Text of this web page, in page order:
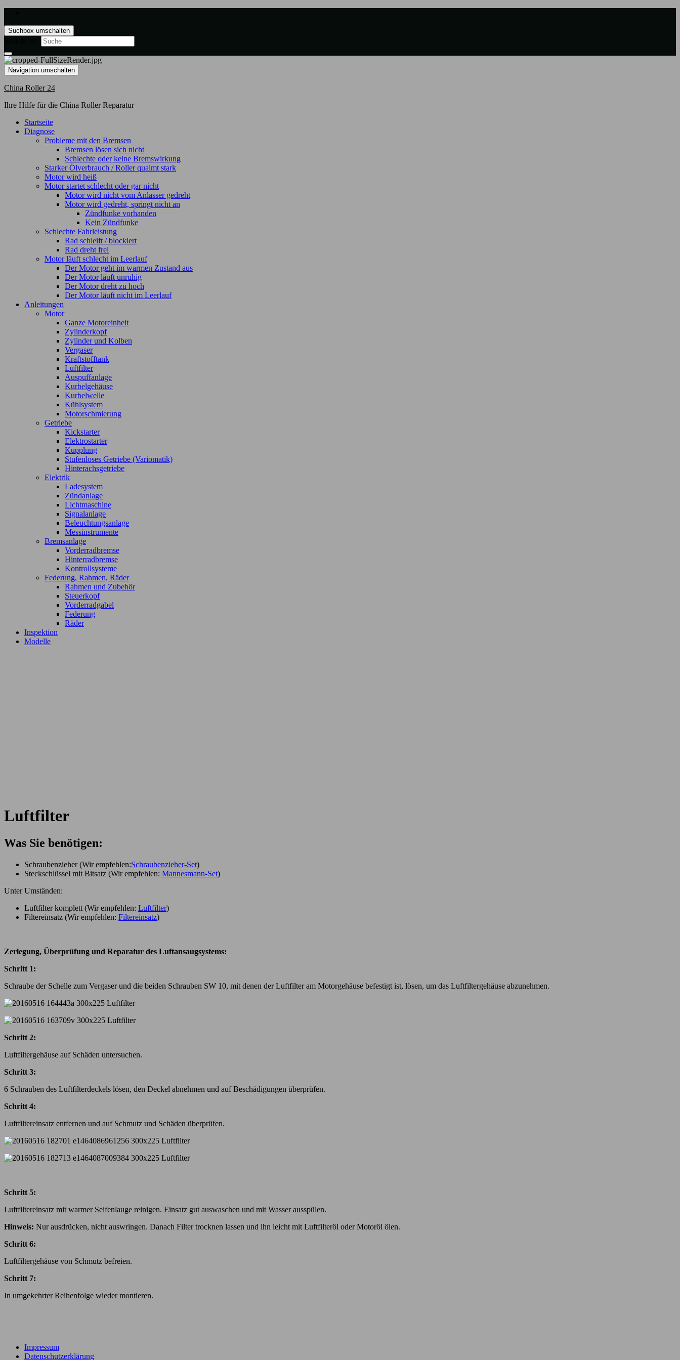
Suchbox umschalten
Navigation umschalten
China Roller 24
Ihre Hilfe für die China Roller Reparatur
Startseite
Diagnose
Probleme mit den Bremsen
Bremsen lösen sich nicht
Schlechte oder keine Bremswirkung
Starker Ölverbrauch / Roller qualmt stark
Motor wird heiß
Motor startet schlecht oder gar nicht
Motor wird nicht vom Anlasser gedreht
Motor wird gedreht, springt nicht an
Zündfunke vorhanden
Kein Zündfunke
Schlechte Fahrleistung
Rad schleift / blockiert
Rad dreht frei
Motor läuft schlecht im Leerlauf
Der Motor geht im warmen Zustand aus
Der Motor läuft unruhig
Der Motor dreht zu hoch
Der Motor läuft nicht im Leerlauf
Anleitungen
Motor
Ganze Motoreinheit
Zylinderkopf
Zylinder und Kolben
Vergaser
Kraftstofftank
Luftfilter
Auspuffanlage
Kurbelgehäuse
Kurbelwelle
Kühlsystem
Motorschmierung
Getriebe
Kickstarter
Elektrostarter
Kupplung
Stufenloses Getriebe (Variomatik)
Hinterachsgetriebe
Elektrik
Ladesystem
Zündanlage
Lichtmaschine
Signalanlage
Beleuchtungsanlage
Messinstrumente
Bremsanlage
Vorderradbremse
Hinterradbremse
Kontrollsysteme
Federung, Rahmen, Räder
Rahmen und Zubehör
Steuerkopf
Vorderradgabel
Federung
Räder
Inspektion
Modelle
Luftfilter
Was Sie benötigen:
Schraubenzieher (Wir empfehlen:Schraubenzieher-Set)
Steckschlüssel mit Bitsatz (Wir empfehlen: Mannesmann-Set)
Unter Umständen:
Luftfilter komplett (Wir empfehlen: Luftfilter)
Filtereinsatz (Wir empfehlen: Filtereinsatz)
Zerlegung, Überprüfung und Reparatur des Luftansaugsystems:
Schritt 1:
Schraube der Schelle zum Vergaser und die beiden Schrauben SW 10, mit denen der Luftfilter am Motorgehäuse befestigt ist, lösen, um das Luftfiltergehäuse abzunehmen.
Schritt 2:
Luftfiltergehäuse auf Schäden untersuchen.
Schritt 3:
6 Schrauben des Luftfilterdeckels lösen, den Deckel abnehmen und auf Beschädigungen überprüfen.
Schritt 4:
Luftfiltereinsatz entfernen und auf Schmutz und Schäden überprüfen.
Schritt 5:
Luftfiltereinsatz mit warmer Seifenlauge reinigen. Einsatz gut auswaschen und mit Wasser ausspülen.
Hinweis: Nur ausdrücken, nicht auswringen. Danach Filter trocknen lassen und ihn leicht mit Luftfilteröl oder Motoröl ölen.
Schritt 6:
Luftfiltergehäuse von Schmutz befreien.
Schritt 7:
In umgekehrter Reihenfolge wieder montieren.
Impressum
Datenschutzerklärung